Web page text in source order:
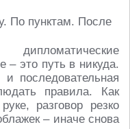
– это путь в никуда.
последовательная
правила. Как
разговор резко
– иначе снова